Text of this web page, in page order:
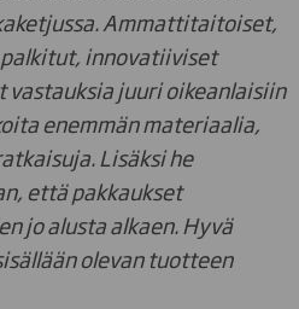
Ammattitaitoiset,
innovatiiviset
juuri oikeanlaisiin
enemmän materiaalia,
Lisäksi he
että pakkaukset
jo alusta alkaen. Hyvä
olevan tuotteen